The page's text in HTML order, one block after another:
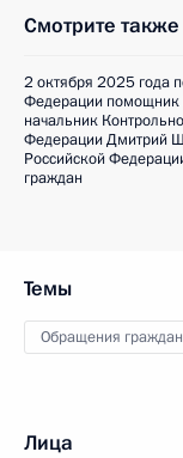
Смотрите также
2 октября 2025 года
Федерации помощник
начальник
Федерации Дмитрий
Российской
граждан
Темы
Обращения граждан
Лица